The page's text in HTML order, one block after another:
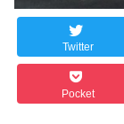
Twitter
Pocket